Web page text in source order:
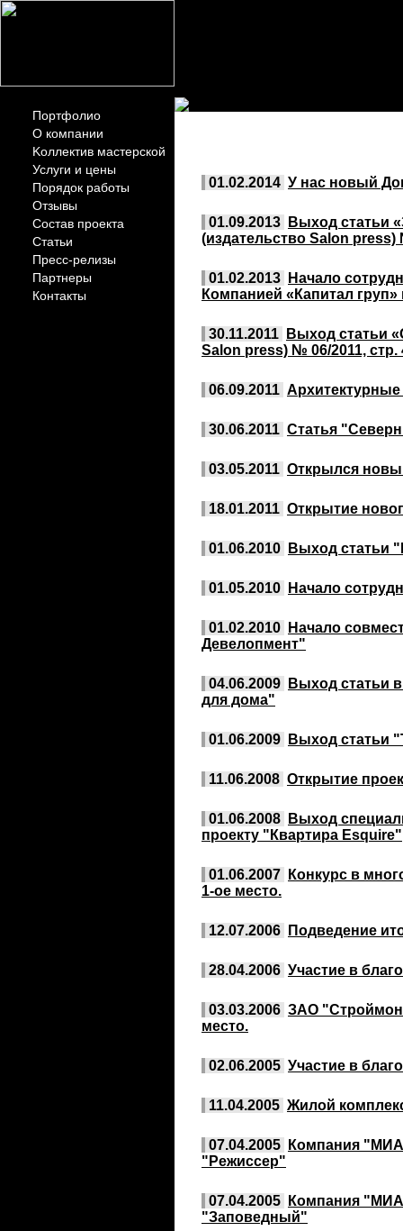
Портфолио
О компании
Kоллектив мастерской
Услуги и цены
Порядок работы
Отзывы
Состав проекта
Статьи
Пресс-релизы
Партнеры
Контакты
01.02.2014 У нас новый
01.09.2013
Выход статьи
(издательство Salon press)
01.02.2013
Начало
Компанией «Капитал
30.11.2011
Выход статьи
Salon press) № 06/2011, стр.
06.09.2011
30.06.2011 Статья
03.05.2011 Открылся
18.01.2011 Открытие
01.06.2010 Выход статьи
01.05.2010 Начало
01.02.2010
Начало
Девелопмент"
04.06.2009
Выход статьи
для дома"
01.06.2009 Выход статьи
11.06.2008 Открытие
01.06.2008
Выход
проекту "Квартира Esquire"
01.06.2007
Конкурс в
1-ое место.
12.07.2006 Подведение
28.04.2006 Участие в
03.03.2006 ЗАО
место.
02.06.2005 Участие в
11.04.2005 Жилой
07.04.2005
Компания
"Режиссер"
07.04.2005
Компания
"Заповедный"